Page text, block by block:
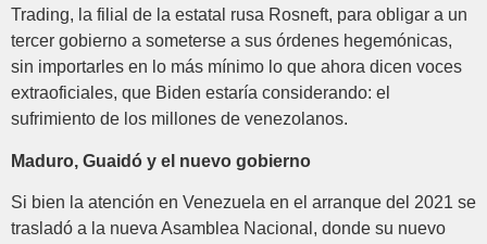
Trading, la filial de la estatal rusa Rosneft, para obligar a un
tercer gobierno a someterse a sus órdenes hegemónicas,
sin importarles en lo más mínimo lo que ahora dicen voces
extraoficiales, que Biden estaría considerando: el
sufrimiento de los millones de venezolanos.
Maduro, Guaidó y el nuevo gobierno
Si bien la atención en Venezuela en el arranque del 2021 se
trasladó a la nueva Asamblea Nacional, donde su nuevo